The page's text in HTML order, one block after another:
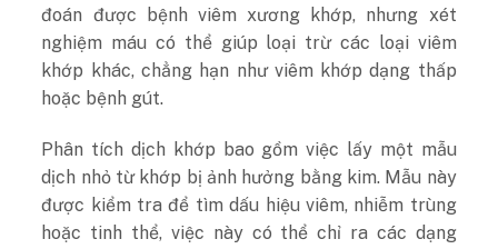
đoán được bệnh viêm xương khớp, nhưng xét
nghiệm máu có thể giúp loại trừ các loại viêm
khớp khác, chẳng hạn như viêm khớp dạng thấp
hoặc bệnh gút.
Phân tích dịch khớp bao gồm việc lấy một mẫu
dịch nhỏ từ khớp bị ảnh hưởng bằng kim. Mẫu này
được kiểm tra để tìm dấu hiệu viêm, nhiễm trùng
hoặc tinh thể, việc này có thể chỉ ra các dạng